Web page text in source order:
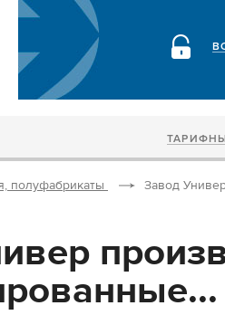
полуфабрикаты Завод